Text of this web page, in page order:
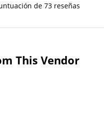
de 73 reseñas
This Vendor